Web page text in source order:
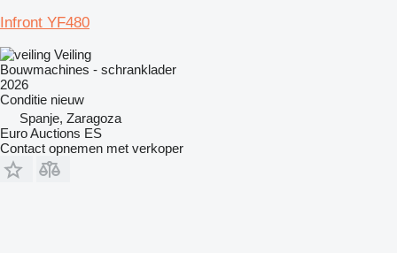
Infront YF480
Veiling
Bouwmachines - schranklader
2026
Conditie nieuw
Spanje, Zaragoza
Euro Auctions ES
Contact opnemen met verkoper